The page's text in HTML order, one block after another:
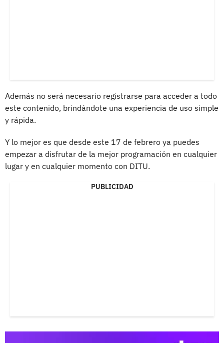
Además no será necesario registrarse para acceder a todo
este contenido, brindándote una experiencia de uso simple
y rápida.
Y lo mejor es que desde este 17 de febrero ya puedes
empezar a disfrutar de la mejor programación en cualquier
lugar y en cualquier momento con DITU.
PUBLICIDAD